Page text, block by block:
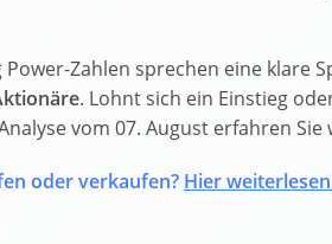
Zahlen sprechen eine klare
. Lohnt sich ein Einstieg
vom 07. August erfahren Sie
oder verkaufen? Hier